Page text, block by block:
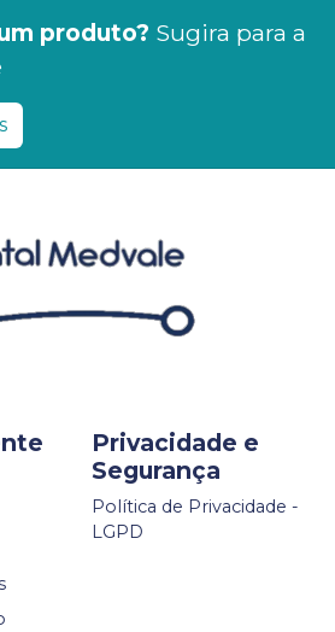
produto? Sugira para a
Privacidade e
Segurança
Política de Privacidade -
LGPD